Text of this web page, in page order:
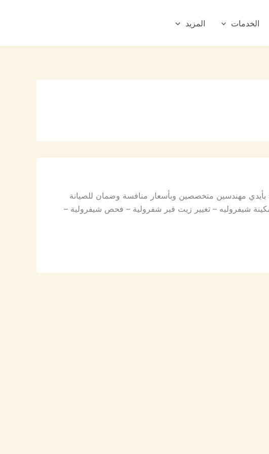
الخدمات المزيد
مهندسين متخصصين وبأسعار منافسة وضمان للصيانة
شيفروليه – تغيير زيت قير شفرولية – فحص شيفرولية –